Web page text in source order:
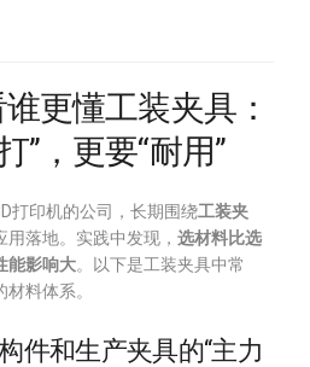
更懂工装夹具：
”，更要“耐用”
打印机的公司，长期围绕工装夹
用落地。实践中发现， 选材料比选
能影响大。以下是工装夹具中常
料体系。
件和生产夹具的“主力